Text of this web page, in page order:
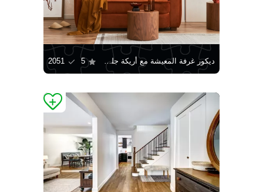
ديكور غرفة المعيشة مع أريكة جلدية 5
2051